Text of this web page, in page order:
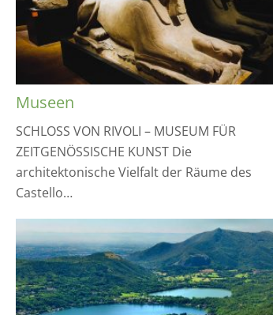
Museen
SCHLOSS VON RIVOLI – MUSEUM FÜR
ZEITGENÖSSISCHE KUNST Die
architektonische Vielfalt der Räume des
Castello…